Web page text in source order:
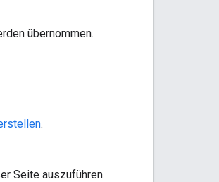
übernommen.
.
Seite auszuführen.